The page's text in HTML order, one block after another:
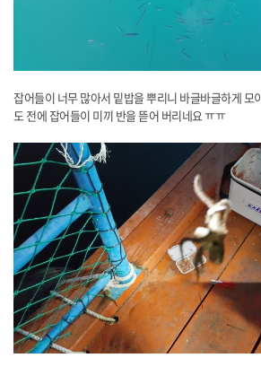
잡어들이 너무 많아서 밑밥을 뿌리니 바글바글하게 모
도 전에 잡어들이 미끼 반을 뜯어 버리네요 ㅠㅠ